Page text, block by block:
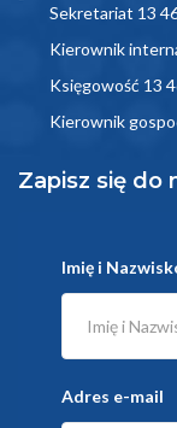
Sekretariat 13
Kierownik
Księgowość 13
Kierownik
Zapisz się do
Imię i
Adres e-mail